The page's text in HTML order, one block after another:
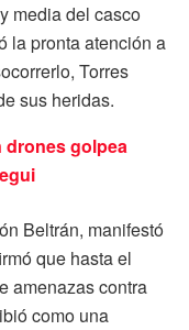
media del casco
la pronta atención a
Torres
sus heridas.
drones golpea
Beltrán, manifestó
que hasta el
amenazas contra
como una